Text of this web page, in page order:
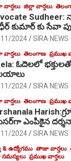
జిల్లా వార్తలు
కుమార్ కు సేవా
2024 SIRA NEWS
తెలంగాణ ప్రముఖ
ఓదెల‌లో
2024 SIRA NEWS
తెలంగాణ ప్రముఖ
ఎంపికైన
2024 SIRA NEWS
& ఉద్యోగము తాజా వార్తలు
సమస్యలు ప్రముఖ వార్తలు